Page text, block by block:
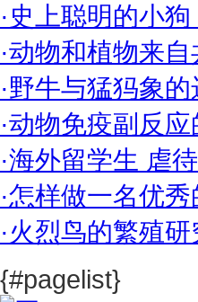
· 史上聪明的小
·动物和植物来自
·野牛与猛犸象
·动物免疫副反
·海外留学生 虐
·怎样做一名优秀
·火烈鸟的繁殖研
{#pagelist}